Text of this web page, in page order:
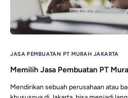
JASA PEMBUATAN PT MURAH JAKARTA
Memilih Jasa Pembuatan PT
Mendirikan sebuah perusahaan atau